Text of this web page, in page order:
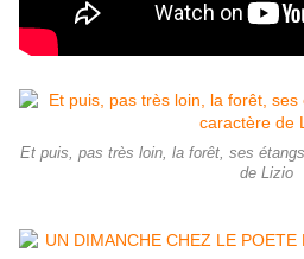
Et puis, pas très loin, la forêt, ses
de Lizio